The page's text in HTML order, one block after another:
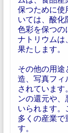
保つために使
いては、酸化
色彩を保つの
ナトリウムは
果たします。
その他の用途
造、写真フィ
されていま
ンの還元や
いられます。
多くの産業で
す。